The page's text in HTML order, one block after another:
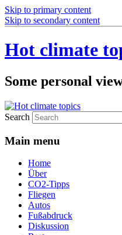
Skip to primary content
Skip to secondary content
Hot climate
Some personal
Search
Main menu
Home
Über
CO2-Tipps
Fliegen
Autos
Fußabdruck
Diskussion